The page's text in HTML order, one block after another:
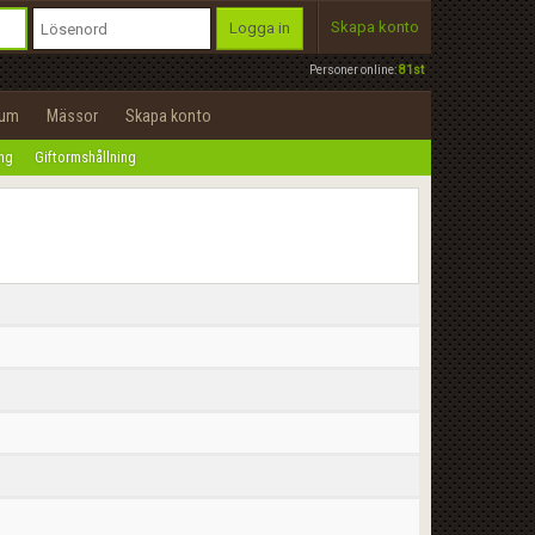
Personer online:81st
Logga in Skapa konto
Mässor Skapa konto
Giftormshållning